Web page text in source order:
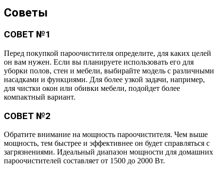
Советы
СОВЕТ №1
Перед покупкой пароочистителя определите, для каких целей
он вам нужен. Если вы планируете использовать его для
уборки полов, стен и мебели, выбирайте модель с различными
насадками и функциями. Для более узкой задачи, например,
для чистки окон или обивки мебели, подойдет более
компактный вариант.
СОВЕТ №2
Обратите внимание на мощность пароочистителя. Чем выше
мощность, тем быстрее и эффективнее он будет справляться с
загрязнениями. Идеальный диапазон мощности для домашних
пароочистителей составляет от 1500 до 2000 Вт.